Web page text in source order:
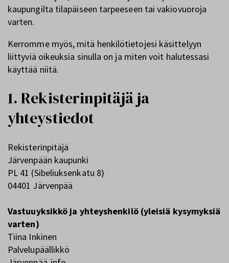
kaupungilta tilapäiseen tarpeeseen tai vakiovuoroja
varten.
Kerromme myös, mitä henkilötietojesi käsittelyyn
liittyviä oikeuksia sinulla on ja miten voit halutessasi
käyttää niitä.
1. Rekisterinpitäjä ja
yhteystiedot
Rekisterinpitäjä
Järvenpään kaupunki
PL 41 (Sibeliuksenkatu 8)
04401 Järvenpää
Vastuuyksikkö ja yhteyshenkilö (yleisiä kysymyksiä
varten)
Tiina Inkinen
Palvelupäällikkö